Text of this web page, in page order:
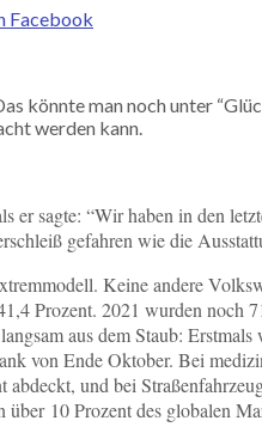
Facebook
könnte man noch unter
werden kann.
er sagte: “Wir haben in den
gefahren wie die
Keine andere
Prozent. 2021 wurden noch
aus dem Staub:
von Ende Oktober. Bei
und bei
10 Prozent des globalen